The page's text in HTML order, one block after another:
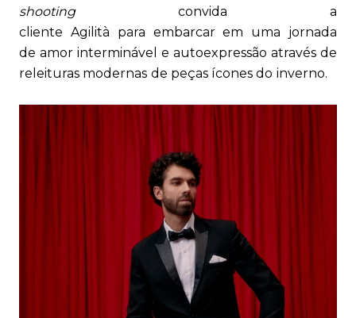
shooting convida a
cliente Agilità para embarcar em uma jornada
de amor interminável e autoexpressão através de
releituras modernas de peças ícones do inverno.